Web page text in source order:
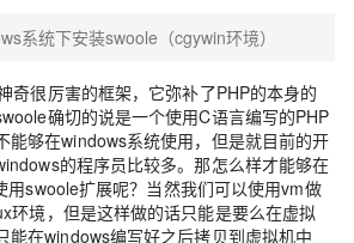
系统下安装swoole（cgywin环境）
奇很厉害的框架，它弥补了PHP的本身的
确切的说是一个使用C语言编写的PHP
能够在windows系统使用，但是就目前的开
的程序员比较多。那怎么样才能够在
用swoole扩展呢？当然我们可以使用vm做
环境，但是这样做的话只能是要么在虚拟
能在windows编写好之后拷贝到虚拟机中